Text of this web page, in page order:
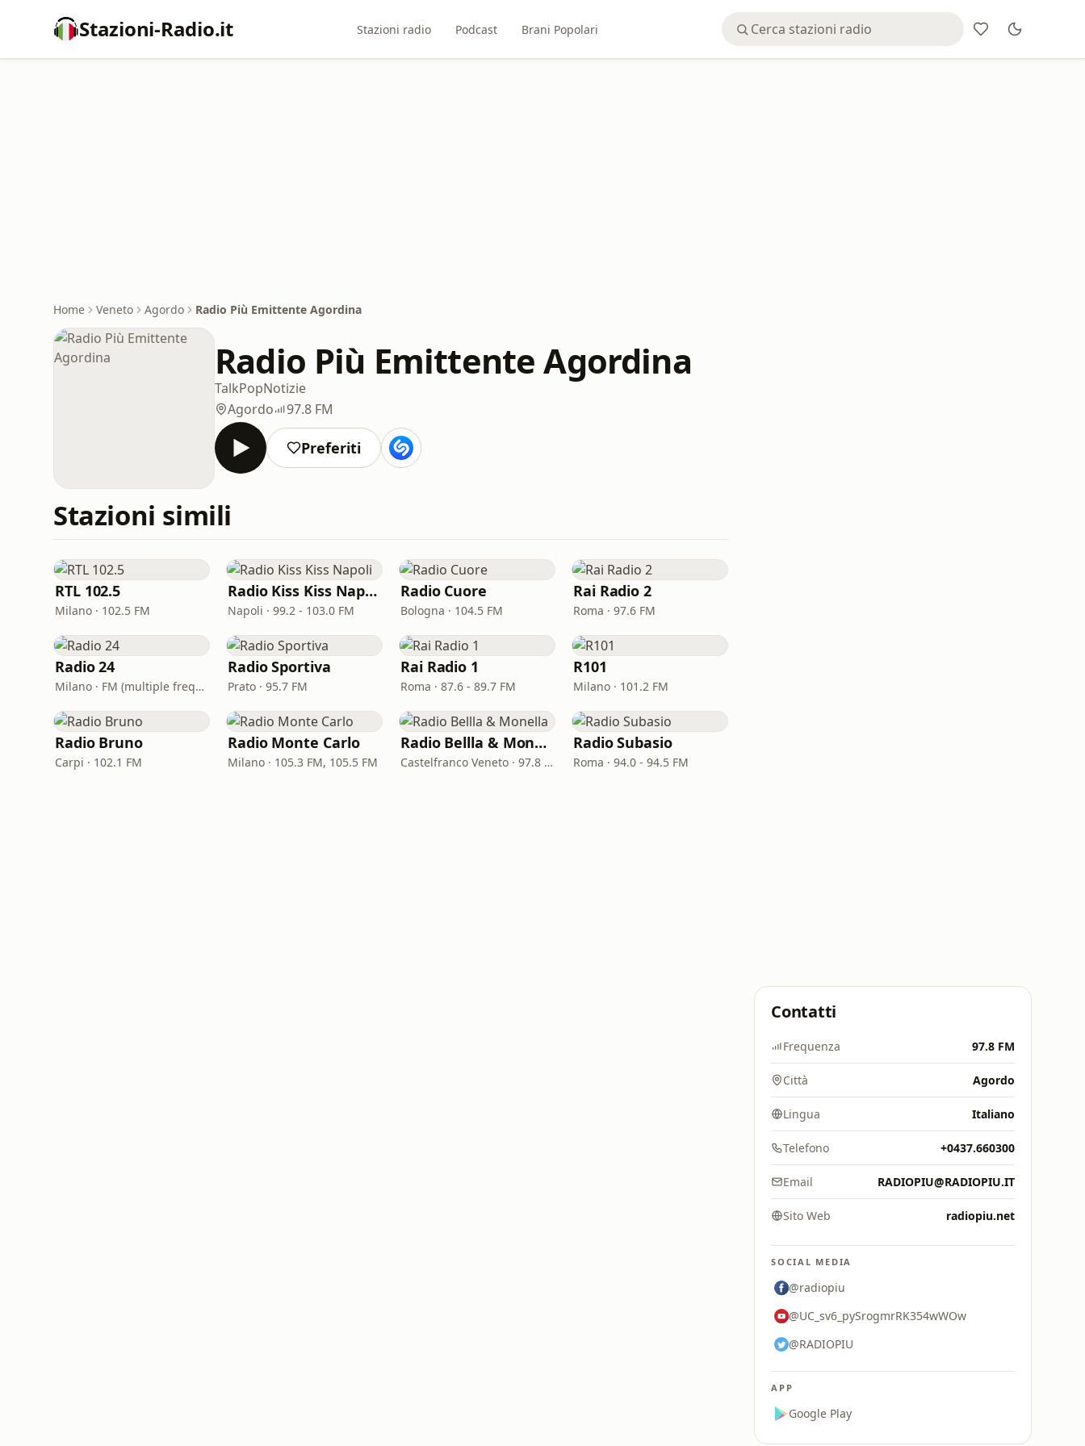
Stazioni-Radio.it Stazioni radio Podcast Brani Popolari
Home Veneto Agordo Radio Più Emittente Agordina
Radio Più Emittente Agordina
TalkPopNotizie
Agordo
97.8 FM
Preferiti
Stazioni simili
RTL 102.5
Milano · 102.5 FM
Radio Kiss Kiss Napoli
Napoli · 99.2 - 103.0 FM
Radio Cuore
Bologna · 104.5 FM
Rai Radio 2
Roma · 97.6 FM
Radio 24
Milano · FM (multiple frequencies nationwide), DAB, Satellite
Radio Sportiva
Prato · 95.7 FM
Rai Radio 1
Roma · 87.6 - 89.7 FM
R101
Milano · 101.2 FM
Radio Bruno
Carpi · 102.1 FM
Radio Monte Carlo
Milano · 105.3 FM, 105.5 FM
Radio Bellla & Monella
Castelfranco Veneto · 97.8 FM
Radio Subasio
Roma · 94.0 - 94.5 FM
Contatti
Frequenza 97.8 FM
Città Agordo
Lingua Italiano
Telefono +0437.660300
Email RADIOPIU@RADIOPIU.IT
Sito Web radiopiu.net
SOCIAL MEDIA
@radiopiu
@UC_sv6_pySrogmrRK354wWOw
@RADIOPIU
APP
Google Play